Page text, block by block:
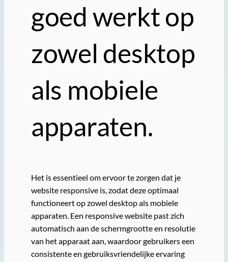
goed werkt op
zowel desktop
als mobiele
apparaten.
Het is essentieel om ervoor te zorgen dat je
website responsive is, zodat deze optimaal
functioneert op zowel desktop als mobiele
apparaten. Een responsive website past zich
automatisch aan de schermgrootte en resolutie
van het apparaat aan, waardoor gebruikers een
consistente en gebruiksvriendelijke ervaring